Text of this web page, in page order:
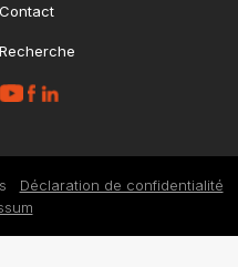
Contact
Recherche
Déclaration de confidentialité